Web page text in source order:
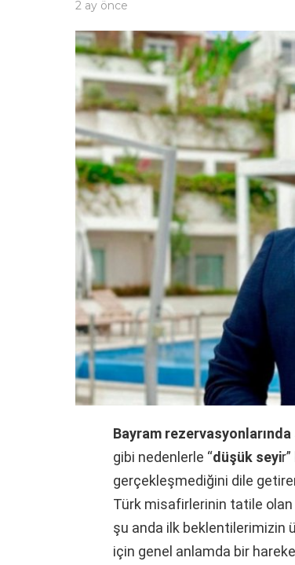
2 ay önce
Bayram rezervasyonlarında
gibi nedenlerle “düşük seyi
gerçekleşmediğini dile
Türk misafirlerinin tatile olan
şu anda ilk beklentilerimizin
için genel anlamda bir